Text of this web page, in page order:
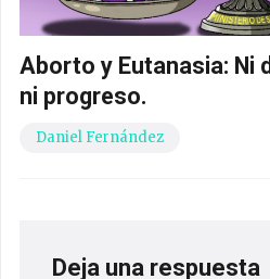
Aborto y Eutanasia: Ni
ni progreso.
Daniel Fernández
Deja una respuesta